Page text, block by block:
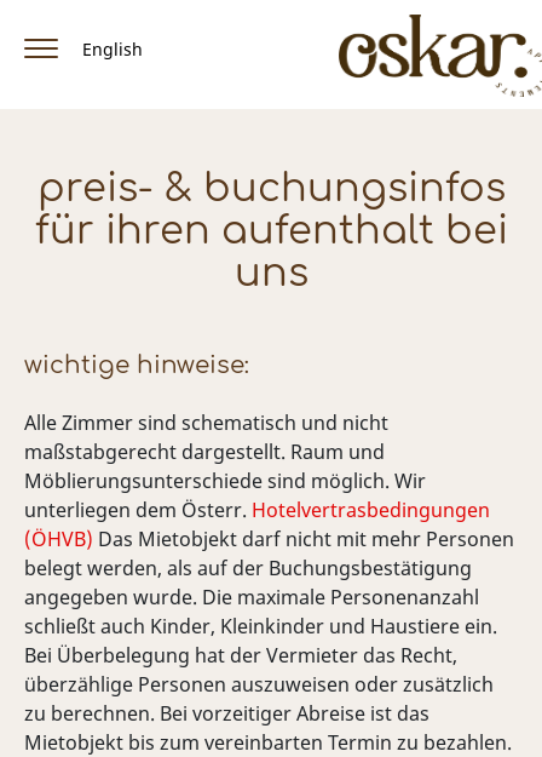
English
Appartements & Preise
Ausstattung
Winter
Facebook
preis- & buchungsinfos
für ihren aufenthalt bei
uns
wichtige hinweise:
Alle Zimmer sind schematisch und nicht
maßstabgerecht dargestellt. Raum und
Möblierungsunterschiede sind möglich. Wir
unterliegen dem Österr. Hotelvertrasbedingungen
(ÖHVB) Das Mietobjekt darf nicht mit mehr Personen
belegt werden, als auf der Buchungsbestätigung
angegeben wurde. Die maximale Personenanzahl
schließt auch Kinder, Kleinkinder und Haustiere ein.
Bei Überbelegung hat der Vermieter das Recht,
überzählige Personen auszuweisen oder zusätzlich
zu berechnen. Bei vorzeitiger Abreise ist das
Mietobjekt bis zum vereinbarten Termin zu bezahlen.